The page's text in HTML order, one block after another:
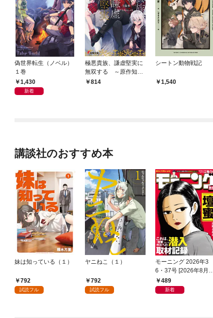
偽世界転生（ノベル）
１巻
1,430
新着
極悪貴族、謙虚堅実に
無双する ～原作知識
と固有魔法＜虚空＞を
814
シートン動物戦記
1,540
講談社のおすすめ本
妹は知っている（１）
792
試読フル
ヤニねこ（１）
792
試読フル
モーニング 2026年3
6・37号 [2026年8月6
日発売]
489
新着